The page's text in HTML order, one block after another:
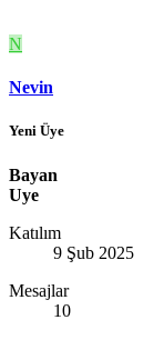
N
Nevin
Yeni Üye
Bayan
Uye
Katılım
9 Şub 2025
Mesajlar
10